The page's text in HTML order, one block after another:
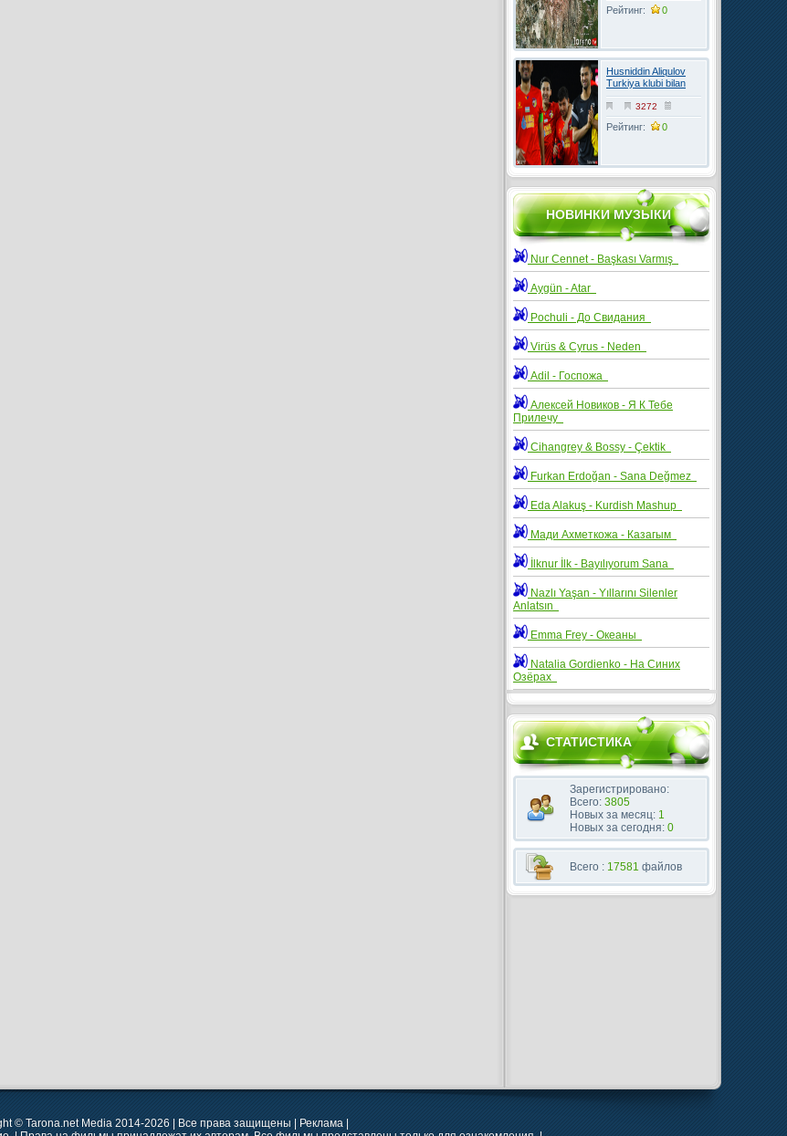
Рейтинг: 0
Husniddin Aliqulov
Turkiya klubi bilan
kelishuvga erishdi
3272
Рейтинг: 0
НОВИНКИ МУЗЫКИ
Nur Cennet - Başkası Varmış
Aygün - Atar
Pochuli - До Свидания
Virüs & Cyrus - Neden
Adil - Госпожа
Алексей Новиков - Я К Тебе
Прилечу
Cihangrey & Bossy - Çektik
Furkan Erdoğan - Sana Değmez
Eda Alakuş - Kurdish Mashup
Мади Ахметкожа - Казагым
İlknur İlk - Bayılıyorum Sana
Nazlı Yaşan - Yıllarını Silenler
Anlatsın
Emma Frey - Океаны
Natalia Gordienko - На Синих
Озёрах
СТАТИСТИКА
Зарегистрировано:
Всего: 3805
Новых за месяц: 1
Новых за сегодня: 0
Всего : 17581 файлов
© Tarona.net Media 2014-2026 | Все права защищены | Реклама |